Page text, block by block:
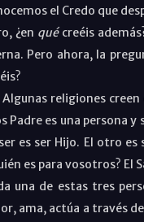
el Credo que
¿en quécreéis
Pero ahora, la
religiones creen
Padre es una persona
es ser Hijo. El otro es
es para vosotros? El
una de estas tres
ama, actúa a través